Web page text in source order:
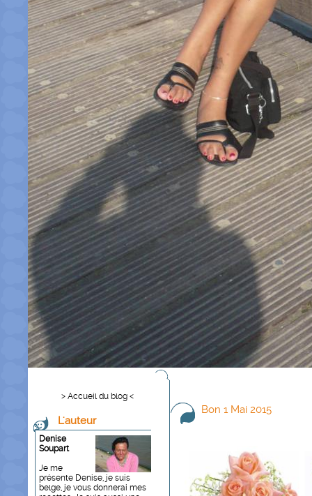
> Accueil du blog <
L'auteur
Denise
Soupart
Je me
présente Denise, je suis
belge, je vous donnerai mes
Bon 1 Mai 2015